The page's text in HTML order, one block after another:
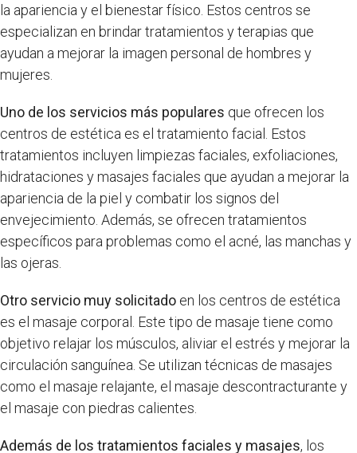
la apariencia y el bienestar físico. Estos centros se
especializan en brindar tratamientos y terapias que
ayudan a mejorar la imagen personal de hombres y
mujeres.
Uno de los servicios más populares que ofrecen los
centros de estética es el tratamiento facial. Estos
tratamientos incluyen limpiezas faciales, exfoliaciones,
hidrataciones y masajes faciales que ayudan a mejorar la
apariencia de la piel y combatir los signos del
envejecimiento. Además, se ofrecen tratamientos
específicos para problemas como el acné, las manchas y
las ojeras.
Otro servicio muy solicitado en los centros de estética
es el masaje corporal. Este tipo de masaje tiene como
objetivo relajar los músculos, aliviar el estrés y mejorar la
circulación sanguínea. Se utilizan técnicas de masajes
como el masaje relajante, el masaje descontracturante y
el masaje con piedras calientes.
Además de los tratamientos faciales y masajes, los